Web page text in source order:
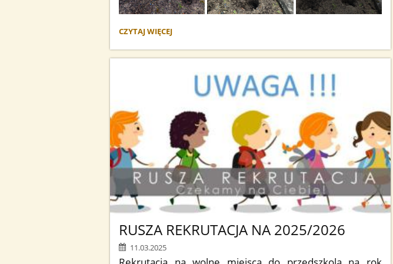
BRATKOWY
CZYTAJ WIĘCEJ
RUSZA REKRUTACJA NA 2025/2026
11.03.2025